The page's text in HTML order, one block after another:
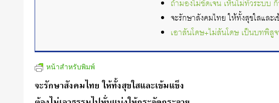
ถ้ามองไม่ชัดเจน เห็นไม่ทั่วระบบ
จะรักษาสังคมไทย ให้ทั้งสุขใสและ
เอาสันโดษ+ไม่สันโดษ เป็นบทพิสู
หน้าสำหรับพิมพ์
จะรักษาสังคมไทย ให้ทั้งสุขใสและเข้มแข็ง